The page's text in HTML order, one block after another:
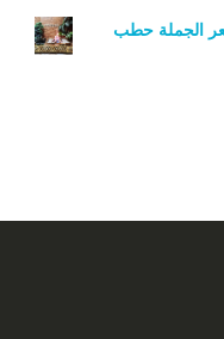
الجملة حطب